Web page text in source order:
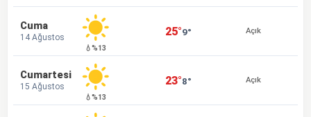
Cuma
14 Ağustos
💧%13
25°9° Açık
Cumartesi
15 Ağustos
💧%13
23°8° Açık